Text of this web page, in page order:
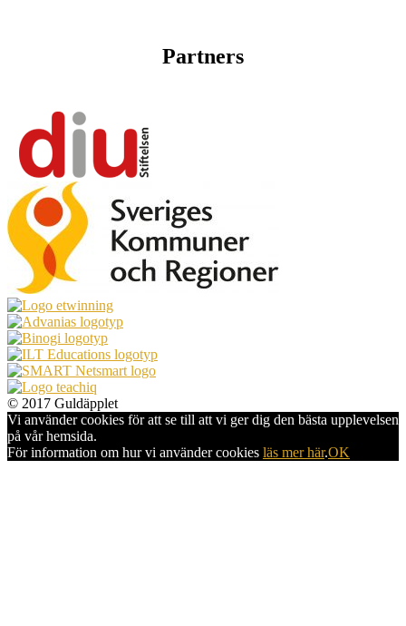
Partners
© 2017 Guldäpplet
Vi använder cookies för att se till att vi ger dig den bästa upplevelsen
på vår hemsida.
För information om hur vi använder cookies läs mer här.OK